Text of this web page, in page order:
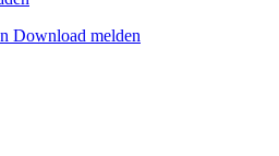
Download melden